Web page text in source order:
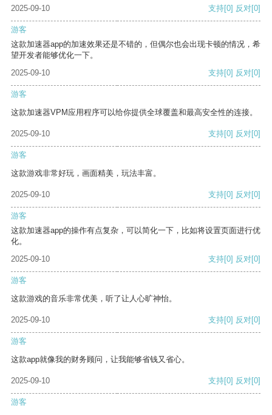
2025-09-10 支持[0] 反对[0]
游客
这款加速器app的加速效果还是不错的，但偶尔也会出现卡顿的情况，希
望开发者能够优化一下。
2025-09-10
支持[0] 反对[0]
游客
这款加速器VPM应用程序可以给你提供全球覆盖和最高安全性的连接。
2025-09-10 支持[0] 反对[0]
游客
这款游戏非常好玩，画面精美，玩法丰富。
2025-09-10 支持[0] 反对[0]
游客
这款加速器app的操作有点复杂，可以简化一下，比如将设置页面进行优
化。
2025-09-10
支持[0] 反对[0]
游客
这款游戏的音乐非常优美，听了让人心旷神怡。
2025-09-10 支持[0] 反对[0]
游客
这款app就像我的财务顾问，让我能够省钱又省心。
2025-09-10 支持[0] 反对[0]
游客